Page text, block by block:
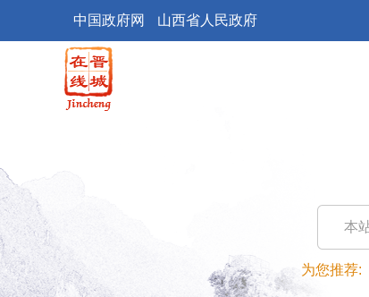
中国政府网 山西省人民政府
本
为您推荐: